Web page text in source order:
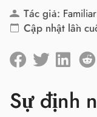
Tác giả:
Cập nhật lần
Sự định